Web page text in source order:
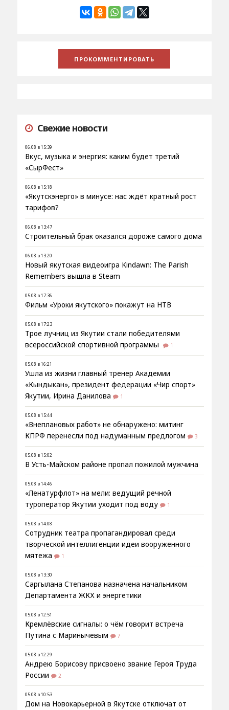
Свежие новости
06.08 в 15:39
Вкус, музыка и энергия: каким будет третий
«СырФест»
06.08 в 15:18
«Якутскэнерго» в минусе: нас ждёт кратный рост
тарифов?
06.08 в 13:47
Строительный брак оказался дороже самого дома
06.08 в 13:20
Новый якутская видеоигра Kindawn: The Parish
Remembers вышла в Steam
05.08 в 17:36
Фильм «Уроки якутского» покажут на НТВ
05.08 в 17:23
Трое лучниц из Якутии стали победителями
всероссийской спортивной программы
1
05.08 в 16:21
Ушла из жизни главный тренер Академии
«Кындыкан», президент федерации «Чир спорт»
Якутии, Ирина Данилова
1
05.08 в 15:44
«Внеплановых работ» не обнаружено: митинг
КПРФ перенесли под надуманным предлогом
3
05.08 в 15:02
В Усть-Майском районе пропал пожилой мужчина
05.08 в 14:46
«Ленатурфлот» на мели: ведущий речной
туроператор Якутии уходит под воду
1
05.08 в 14:08
Сотрудник театра пропагандировал среди
творческой интеллигенции идеи вооруженного
мятежа
1
05.08 в 13:30
Саргылана Степанова назначена начальником
Департамента ЖКХ и энергетики
05.08 в 12:51
Кремлёвские сигналы: о чём говорит встреча
Путина с Маринычевым
7
05.08 в 12:29
Андрею Борисову присвоено звание Героя Труда
России
2
05.08 в 10:53
Дом на Новокарьерной в Якутске отключат от